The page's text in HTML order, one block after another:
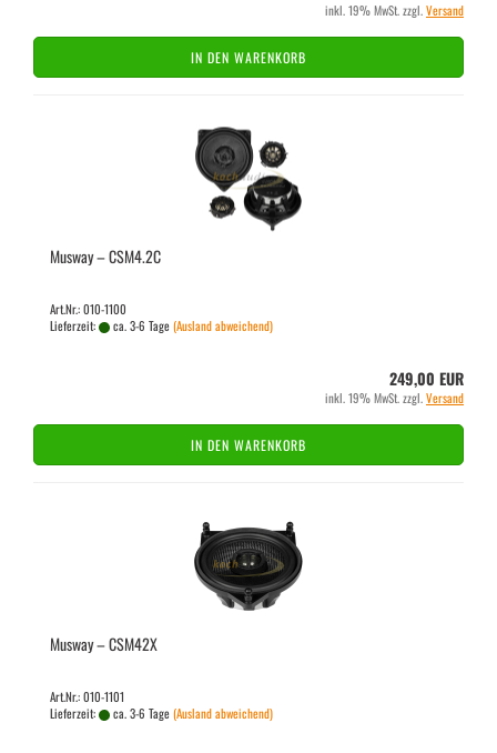
inkl. 19% MwSt. zzgl.Versand
IN DEN WARENKORB
Mus­way – CSM4.2C
Art.Nr.: 010-1100
Lieferzeit:
ca. 3-6 Tage(Ausland abweichend)
249,00 EUR
inkl. 19% MwSt. zzgl.Versand
IN DEN WARENKORB
Mus­way – CSM42X
Art.Nr.: 010-1101
Lieferzeit:
ca. 3-6 Tage(Ausland abweichend)